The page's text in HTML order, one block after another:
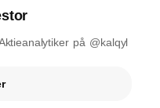
på @kalqyl